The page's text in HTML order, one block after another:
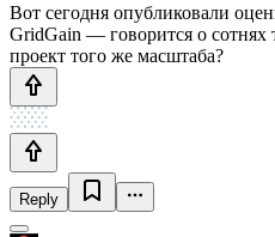
Вот сегодня опубликовали
GridGain — говорится о сотнях
проект того же масштаба?
Reply